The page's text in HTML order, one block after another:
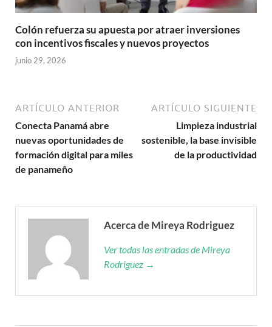
Colón refuerza su apuesta por atraer inversiones
con incentivos fiscales y nuevos proyectos
junio 29, 2026
ARTÍCULO ANTERIOR
Conecta Panamá abre
nuevas oportunidades de
formación digital para miles
de panameño
ARTÍCULO SIGUIENTE
Limpieza industrial
sostenible, la base invisible
de la productividad
Acerca de Mireya Rodriguez
Ver todas las entradas de Mireya
Rodriguez →